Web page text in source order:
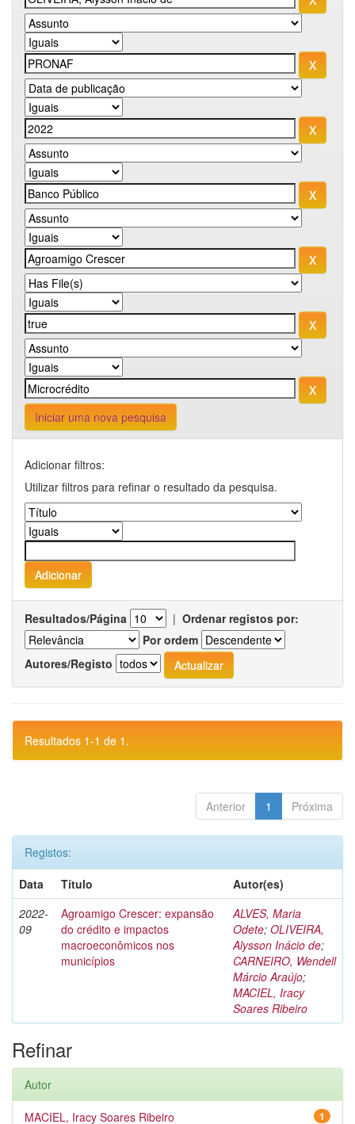
Iniciar uma nova pesquisa
Adicionar filtros:
Utilizar filtros para refinar o resultado da pesquisa.
Resultados/Página | Ordenar registos por:
Por ordem
Autores/Registo
Resultados 1-1 de 1.
Anterior 1 Próxima
Registos:
Data
Título
Autor(es)
2022-
09
Agroamigo Crescer: expansão
do crédito e impactos
macroeconômicos nos
municípios
ALVES, Maria
Odete; OLIVEIRA,
Alysson Inácio de;
CARNEIRO, Wendell
Márcio Araújo;
MACIEL, Iracy
Soares Ribeiro
Refinar
Autor
1
MACIEL, Iracy Soares Ribeiro